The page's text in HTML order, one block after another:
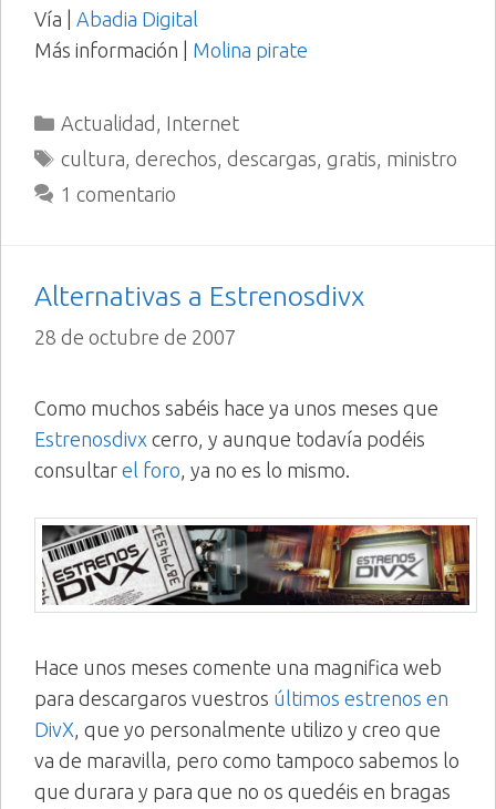
Vía | Abadia Digital
Más información | Molina pirate
Categorías
Actualidad Internet
Etiquetas
cultura derechos descargas gratis ministro
1 comentario
Alternativas a Estrenosdivx
28 de octubre de 2007
Como muchos sabéis hace ya unos meses que
Estrenosdivx cerro, y aunque todavía podéis
consultar el foro , ya no es lo mismo.
Hace unos meses comente una magnifica web
para descargaros vuestros últimos estrenos en
DivX, que yo personalmente utilizo y creo que
va de maravilla, pero como tampoco sabemos lo
que durara y para que no os quedéis en bragas